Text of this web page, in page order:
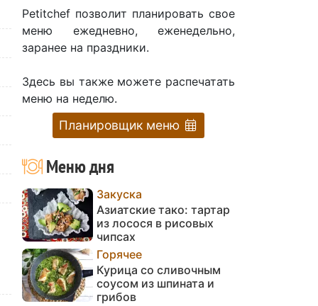
Petitchef позволит планировать свое
меню ежедневно, еженедельно,
заранее на праздники.
Здесь вы также можете распечатать
меню на неделю.
Планировщик меню
Меню дня
Закуска
Азиатские тако: тартар
из лосося в рисовых
чипсах
Горячее
Курица со сливочным
соусом из шпината и
грибов